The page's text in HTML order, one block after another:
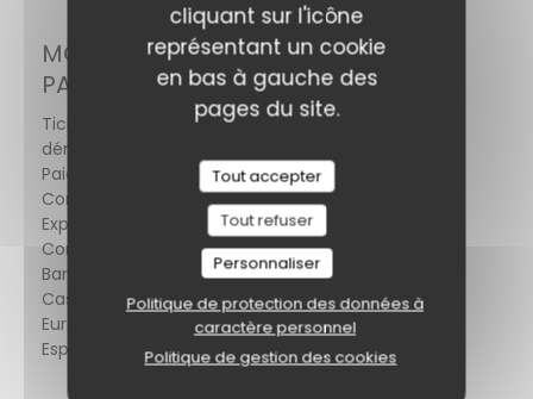
cliquant sur l'icône
représentant un cookie
en bas à gauche des
pages du site.
Tout accepter
Tout refuser
Personnaliser
Politique de protection des données à
caractère personnel
Politique de gestion des cookies
MOYENS DE
PAIEMENT
Ticket restaurant
dématérialisé, Amex,
Paiement Sans
Contact, American
Express, Sans
Contact, Apple Pay,
Bancontact / Mister
Cash, Maestro, Visa,
Eurocard/Mastercard,
Espèces, Carte Bleue